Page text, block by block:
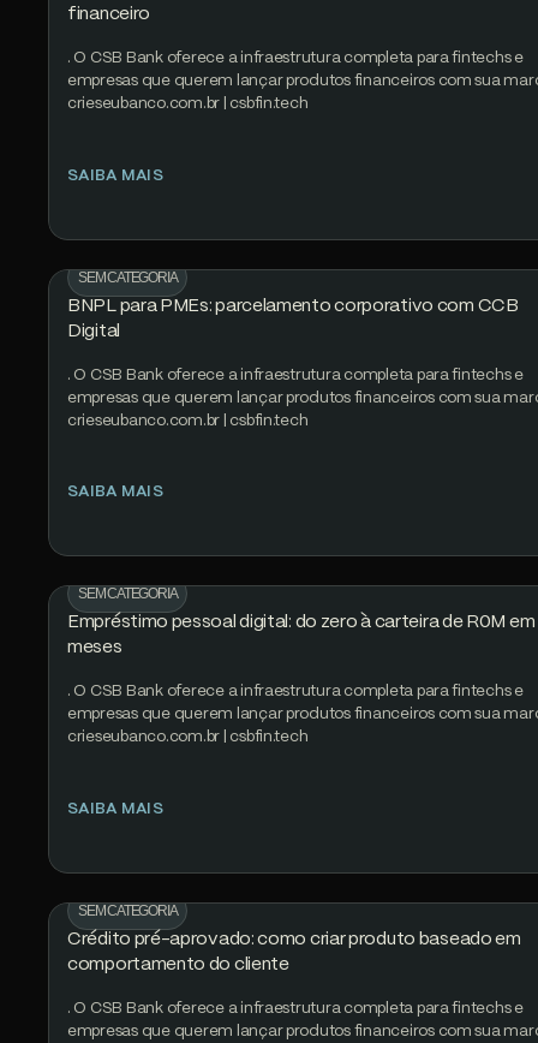
financeiro
. O CSB Bank oferece a infraestrutura completa para fintechs e
empresas que querem lançar produtos financeiros com sua
crieseubanco.com.br | csbfin.tech
SAIBA MAIS
SEM CATEGORIA
BNPL para PMEs: parcelamento corporativo com CCB
Digital
. O CSB Bank oferece a infraestrutura completa para fintechs e
empresas que querem lançar produtos financeiros com sua
crieseubanco.com.br | csbfin.tech
SAIBA MAIS
SEM CATEGORIA
Empréstimo pessoal digital: do zero à carteira de R0M em
meses
. O CSB Bank oferece a infraestrutura completa para fintechs e
empresas que querem lançar produtos financeiros com sua
crieseubanco.com.br | csbfin.tech
SAIBA MAIS
SEM CATEGORIA
Crédito pré-aprovado: como criar produto baseado em
comportamento do cliente
. O CSB Bank oferece a infraestrutura completa para fintechs e
empresas que querem lançar produtos financeiros com sua